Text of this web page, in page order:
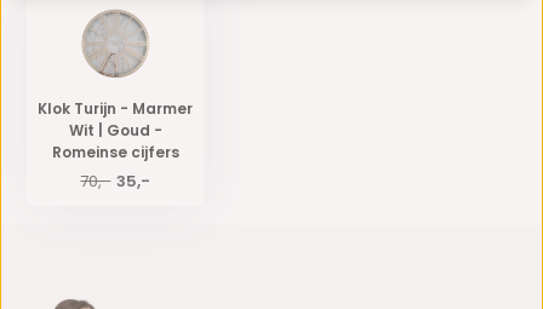
Klok Turijn - Marmer
Wit | Goud -
Romeinse cijfers
70,- 35,-